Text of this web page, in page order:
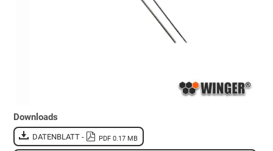
Downloads
DATENBLATT - PDF 0.17 MB